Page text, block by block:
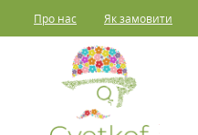
Про нас Як замовити